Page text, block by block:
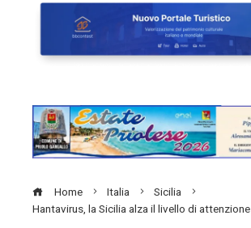
Home Italia
Sicilia
Hantavirus, la Sicilia alza il livello di attenzione